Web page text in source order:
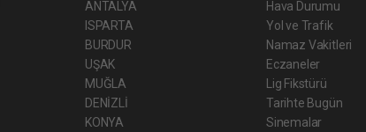
ANTALYA
ISPARTA
BURDUR
UŞAK
MUĞLA
DENİZLİ
KONYA
Hava Durumu
Yol ve Trafik
Namaz Vakitleri
Eczaneler
Lig Fikstürü
Tarihte Bugün
Sinemalar